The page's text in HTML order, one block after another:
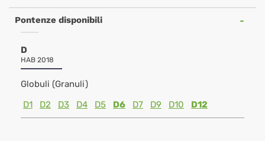
Pontenze disponibili
D
HAB 2018
Globuli (Granuli)
D1
D2 D3 D4 D5 D6 D7 D9 D10 D12